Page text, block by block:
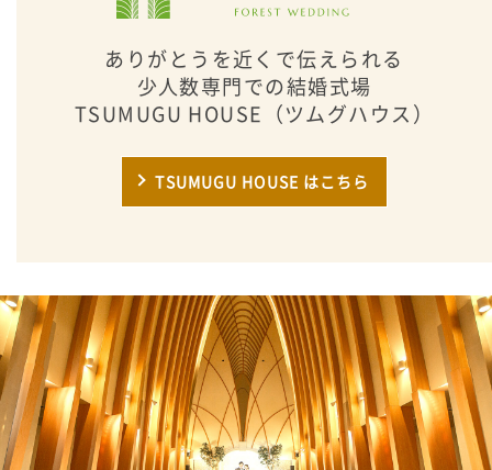
ありがとうを近くで伝えられる
少人数専門での結婚式場
TSUMUGU HOUSE（ツムグハウス）
TSUMUGU HOUSE はこちら